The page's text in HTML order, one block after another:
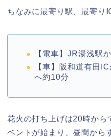
ちなみに最寄り駅、最寄り
【電車】JR湯浅駅
【車】阪和道有田
へ約10分
花火の打ち上げは20時から
ベントが始まり、昼間から